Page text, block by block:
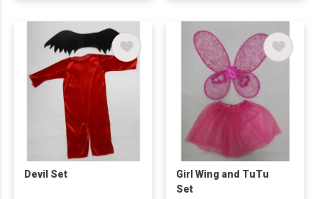
Devil Set
Girl Wing and TuTu
Set